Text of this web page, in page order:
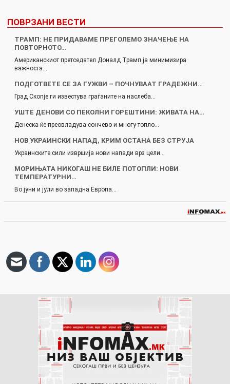
ПОВРЗАНИ ВЕСТИ
ТРАМП: НЕ ПРИДАВАМЕ ПРЕГОЛЕМО ЗНАЧЕЊЕ НА
ПОВТОРНОТО…
Американскиот претседател Доналд Трамп ја минимизира
важноста…
ПОДГОТВЕТЕ СЕ ЗА ГУЖВИ – ПОЧНУВААТ ГРАДЕЖНИ…
Град Скопје ги известува граѓаните на наслеба…
УШТЕ ДЕНОВИ СО ПЕКОЛНИ ГОРЕШТИНИ: ЖИВАТА НА…
Денеска ќе преовладува сончево и многу топло…
НОВ УКРАИНСКИ НАПАД, КРИМ ОСТАНА БЕЗ СТРУЈА
Украинските сили извршија нови напади врз цели…
МОРИЊАТА НИКОГАШ НЕ БИЛЕ ПОТОПЛИ: НОВИ
ТЕМПЕРАТУРНИ…
Во јуни и јули во западна Европа…